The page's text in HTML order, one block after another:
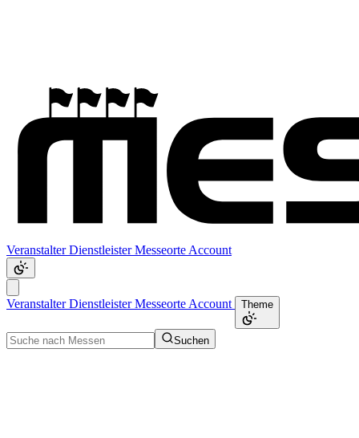
VeranstalterDienstleisterMesseorte Account
VeranstalterDienstleisterMesseorte Account Theme
Suchen